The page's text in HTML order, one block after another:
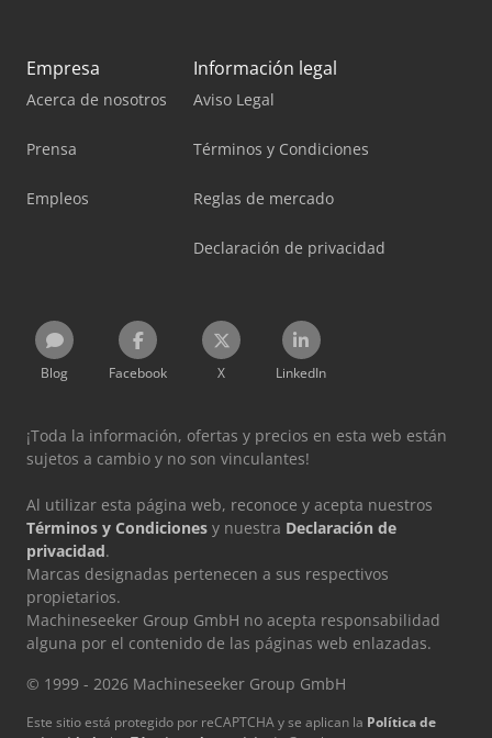
Empresa
Acerca de nosotros
Prensa
Empleos
Información legal
Aviso Legal
Términos y Condiciones
Reglas de mercado
Declaración de privacidad
Blog Facebook X LinkedIn
¡Toda la información, ofertas y precios en esta web están
sujetos a cambio y no son vinculantes!
Al utilizar esta página web, reconoce y acepta nuestros
Términos y Condiciones y nuestra Declaración de
privacidad.
Marcas designadas pertenecen a sus respectivos
propietarios.
Machineseeker Group GmbH no acepta responsabilidad
alguna por el contenido de las páginas web enlazadas.
© 1999 - 2026 Machineseeker Group GmbH
Este sitio está protegido por reCAPTCHA y se aplican la Política de